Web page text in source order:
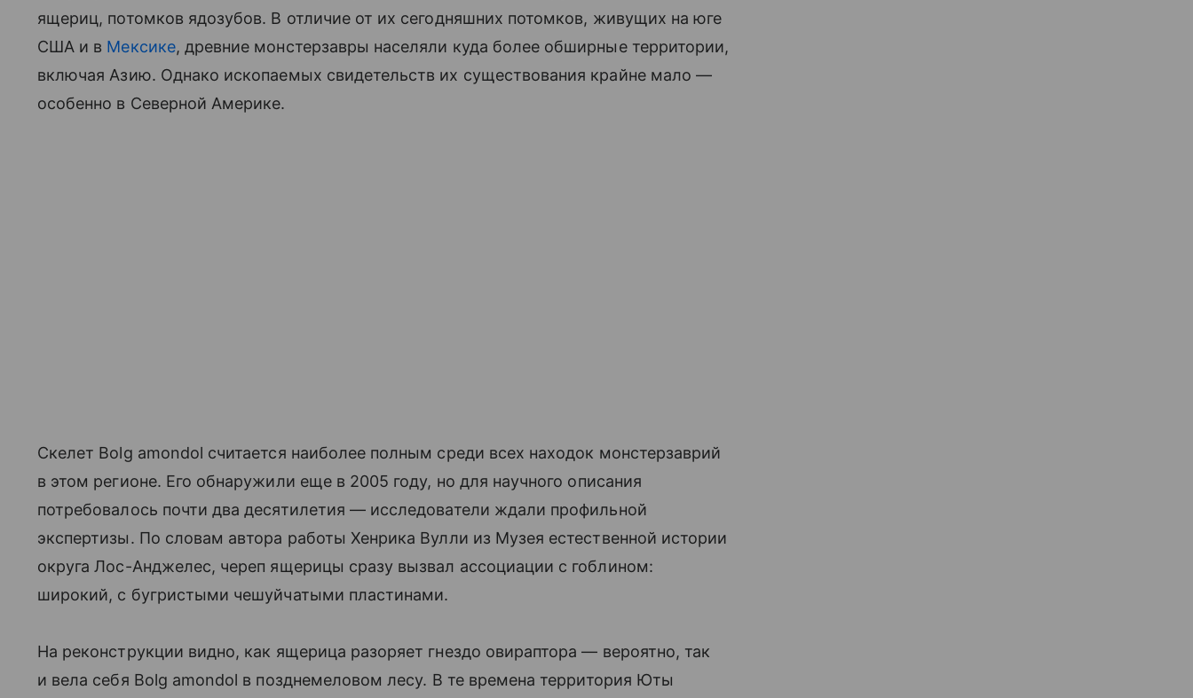
ящериц, потомков ядозубов. В отличие от их сегодняшних потомков, живущих на юге
США и в Мексике, древние монстерзавры населяли куда более обширные территории,
включая Азию. Однако ископаемых свидетельств их существования крайне мало —
особенно в Северной Америке.
Скелет Bolg amondol считается наиболее полным среди всех находок монстерзаврий
в этом регионе. Его обнаружили еще в 2005 году, но для научного описания
потребовалось почти два десятилетия — исследователи ждали профильной
экспертизы. По словам автора работы Хенрика Вулли из Музея естественной истории
округа Лос-Анджелес, череп ящерицы сразу вызвал ассоциации с гоблином:
широкий, с бугристыми чешуйчатыми пластинами.
На реконструкции видно, как ящерица разоряет гнездо овираптора — вероятно, так
и вела себя Bolg amondol в позднемеловом лесу. В те времена территория Юты